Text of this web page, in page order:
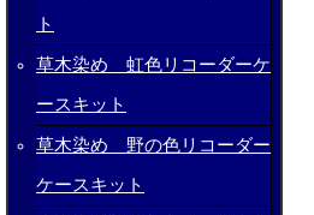
ト
草木染め 虹色リコーダーケ
ースキット
草木染め 野の色リコーダー
ケースキット